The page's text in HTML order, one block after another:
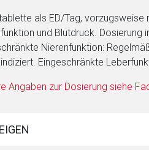
als ED/Tag,
und Blutdruck. Dosierung
Nierenfunktion:
Eingeschränkte
Angaben zur Dosierung siehe